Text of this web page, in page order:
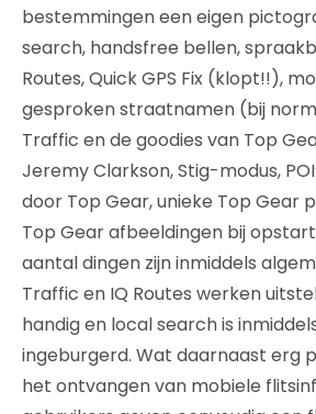
bestemmingen een eigen
search, handsfree bellen,
Routes, Quick GPS Fix (klopt!!),
gesproken straatnamen (bij
Traffic en de goodies van Top
Jeremy Clarkson, Stig-modus,
door Top Gear, unieke Top Gear
Top Gear afbeeldingen bij
aantal dingen zijn inmiddels
Traffic en IQ Routes werken
handig en local search is
ingeburgerd. Wat daarnaast erg
het ontvangen van mobiele